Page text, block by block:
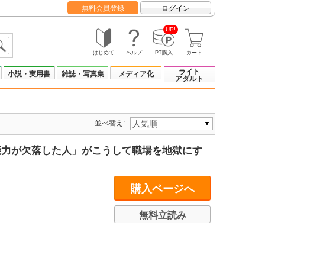
無料会員登録 ログイン
はじめて ヘルプ
UP!
PT購入 カート
小説・実用書 雑誌・写真集 メディア化
ライト
アダルト
並べ替え:
が欠落した人」がこうして職場を地獄にす
購入ページへ
無料立読み